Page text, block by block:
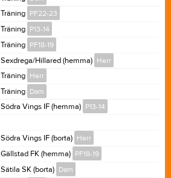
Träning PF22-23
Träning P13-14
Träning PF18-19
Sexdrega/Hillared (hemma) Herr
Träning Herr
Träning Dam
Södra Vings IF (hemma) P13-14
Södra Vings IF (borta) Herr
Gällstad FK (hemma) PF18-19
Sätila SK (borta) Dam